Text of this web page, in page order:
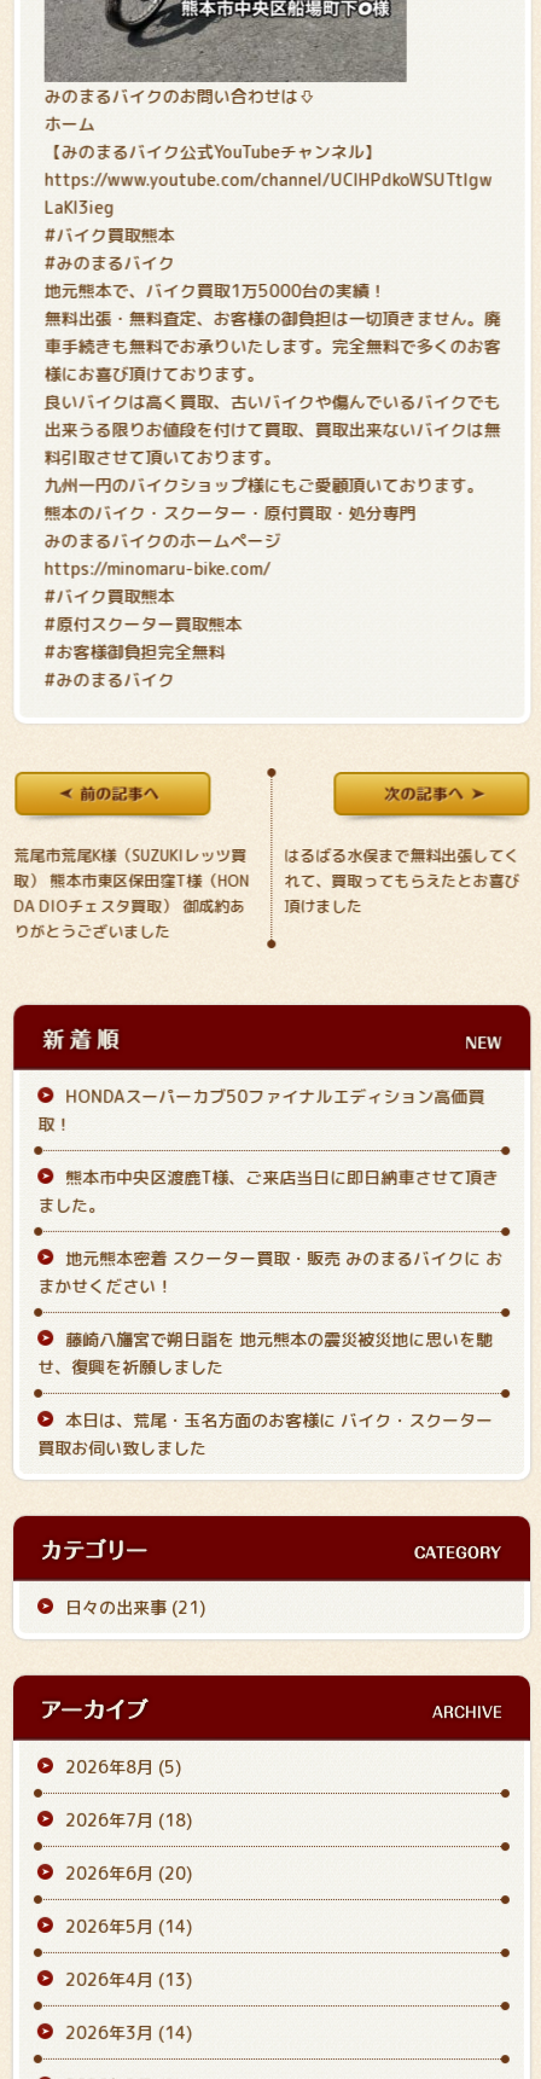
みのまるバイクのお問い合わせは⇩
ホーム
【みのまるバイク公式YouTubeチャンネル】
https://www.youtube.com/channel/UCIHPdkoWSUTtIgw
LaKl3ieg
#バイク買取熊本
#みのまるバイク
地元熊本で、バイク買取1万5000台の実績！
無料出張・無料査定、お客様の御負担は一切頂きません。廃
車手続きも無料でお承りいたします。完全無料で多くのお客
様にお喜び頂けております。
良いバイクは高く買取、古いバイクや傷んでいるバイクでも
出来うる限りお値段を付けて買取、買取出来ないバイクは無
料引取させて頂いております。
九州一円のバイクショップ様にもご愛顧頂いております。
熊本のバイク・スクーター・原付買取・処分専門
みのまるバイクのホームページ
https://minomaru-bike.com/
#バイク買取熊本
#原付スクーター買取熊本
#お客様御負担完全無料
#みのまるバイク
荒尾市荒尾K様（SUZUKIレッツ買
取） 熊本市東区保田窪T様（HON
DA DIOチェスタ買取） 御成約あ
りがとうございました
はるばる水俣まで無料出張してく
れて、買取ってもらえたとお喜び
頂けました
HONDAスーパーカブ50ファイナルエディション高価買
取！
熊本市中央区渡鹿T様、ご来店当日に即日納車させて頂き
ました。
地元熊本密着 スクーター買取・販売 みのまるバイクに お
まかせください！
藤崎八旛宮で朔日詣を 地元熊本の震災被災地に思いを馳
せ、復興を祈願しました
本日は、荒尾・玉名方面のお客様に バイク・スクーター
買取お伺い致しました
日々の出来事 (21)
2026年8月 (5)
2026年7月 (18)
2026年6月 (20)
2026年5月 (14)
2026年4月 (13)
2026年3月 (14)